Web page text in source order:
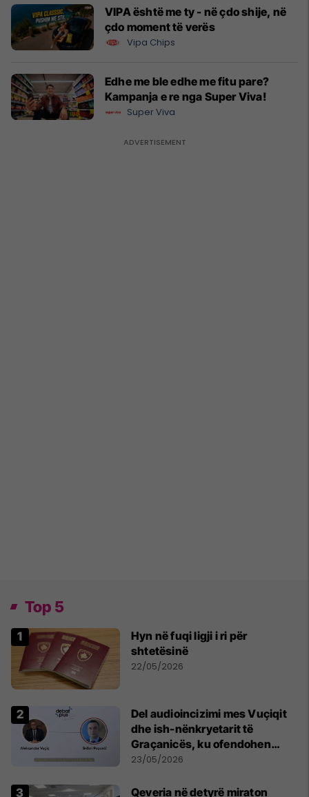
VIPA është me ty - në çdo shije, në
çdo moment të verës
Vipa Chips
Edhe me ble edhe me fitu pare?
Kampanja e re nga Super Viva!
Super Viva
Top 5
Hyn në fuqi ligji i ri për
shtetësinë
22/05/2026
Del audioincizimi mes Vuçiqit
dhe ish-nënkryetarit të
Graçanicës, ku ofendohen
krerë të Kishës Ortodokse
23/05/2026
Qeveria në detyrë miraton